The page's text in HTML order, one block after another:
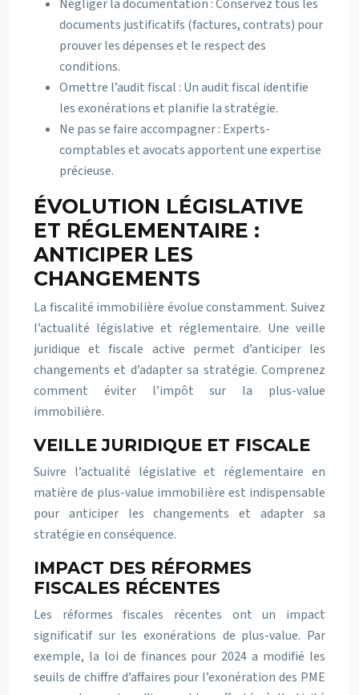
Négliger la documentation : Conservez tous les
documents justificatifs (factures, contrats) pour
prouver les dépenses et le respect des
conditions.
Omettre l’audit fiscal : Un audit fiscal identifie
les exonérations et planifie la stratégie.
Ne pas se faire accompagner : Experts-
comptables et avocats apportent une expertise
précieuse.
ÉVOLUTION LÉGISLATIVE
ET RÉGLEMENTAIRE :
ANTICIPER LES
CHANGEMENTS
La fiscalité immobilière évolue constamment. Suivez
l’actualité législative et réglementaire. Une veille
juridique et fiscale active permet d’anticiper les
changements et d’adapter sa stratégie. Comprenez
comment éviter l’impôt sur la plus-value
immobilière.
VEILLE JURIDIQUE ET FISCALE
Suivre l’actualité législative et réglementaire en
matière de plus-value immobilière est indispensable
pour anticiper les changements et adapter sa
stratégie en conséquence.
IMPACT DES RÉFORMES
FISCALES RÉCENTES
Les réformes fiscales récentes ont un impact
significatif sur les exonérations de plus-value. Par
exemple, la loi de finances pour 2024 a modifié les
seuils de chiffre d’affaires pour l’exonération des PME